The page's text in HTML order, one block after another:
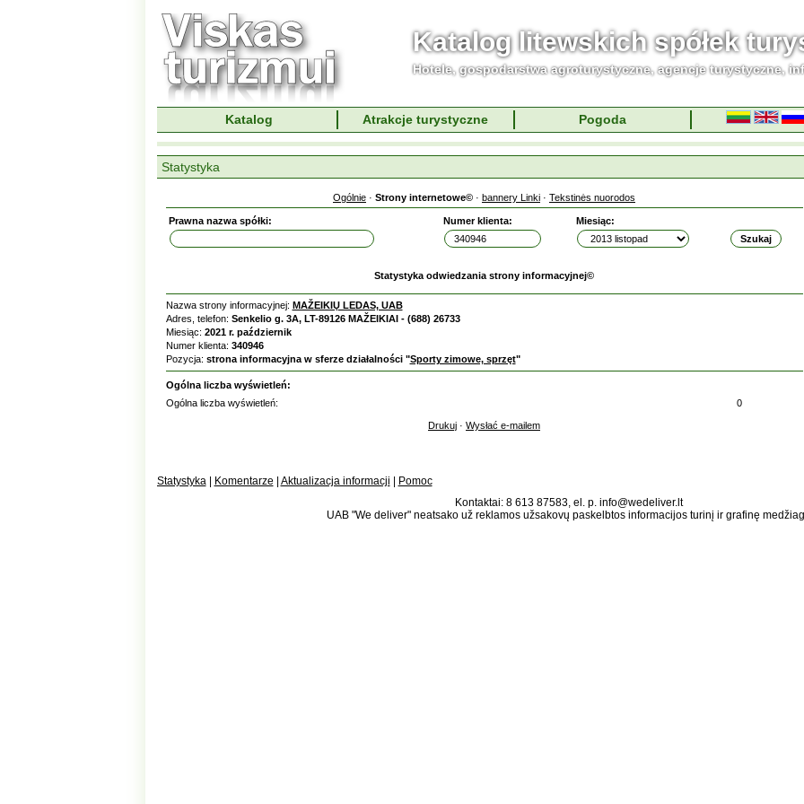
Katalog litewskich spółek
Hotele, gospodarstwa agroturystyczne, agencje turystyczne,
Katalog Atrakcje turystyczne Pogoda
Statystyka
Ogólnie · Strony internetowe© · bannery Linki · Tekstinės nuorodos
Prawna nazwa spółki: Numer klienta: Miesiąc:
Statystyka odwiedzania strony informacyjnej©
Nazwa strony informacyjnej: MAŽEIKIŲ LEDAS, UAB
Adres, telefon: Senkelio g. 3A, LT-89126 MAŽEIKIAI - (688) 26733
Miesiąc: 2021 r. październik
Numer klienta: 340946
Pozycja: strona informacyjna w sferze działalności "Sporty zimowe, sprzęt"
Ogólna liczba wyświetleń:
Ogólna liczba wyświetleń:
0
Drukuj · Wysłać e-mailem
Statystyka Komentarze Aktualizacja informacji
Pomoc
Kontaktai: 8 613 87583, el. p. info@wedeliver.lt
UAB "We deliver" neatsako už reklamos užsakovų paskelbtos informacijos turinį ir grafinę